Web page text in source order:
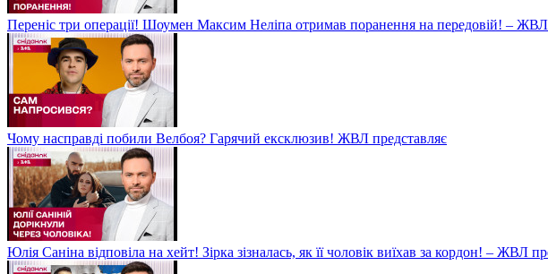
Переніс три операції! Шоумен Максим Неліпа отримав поранення на передовій! – ЖВЛ
Чому насправді побили Велбоя? Гарячий ексклюзив! ЖВЛ представляє
Юлія Саніна відповіла на хейт! Зірка зізналась, як її чоловік виїхав за кордон! – ЖВЛ